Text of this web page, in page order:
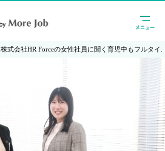
株式会社HR Forceの女性社員に聞く育児中もフルタイ